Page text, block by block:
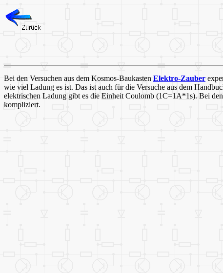
Bei den Versuchen aus dem Kosmos-Baukasten Elektro-Zauber
wie viel Ladung es ist. Das ist auch für die Versuche aus dem
elektrischen Ladung gibt es die Einheit Coulomb (1C=1A*1s). Bei
kompliziert.